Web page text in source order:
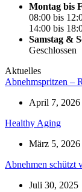
Montag bis
08:00 bis
14:00 bis
Samstag &
Geschlossen
Aktuelles
Abnehmspritzen –
April 7, 2026
Healthy Aging
März 5, 2026
Abnehmen schützt
Juli 30, 2025